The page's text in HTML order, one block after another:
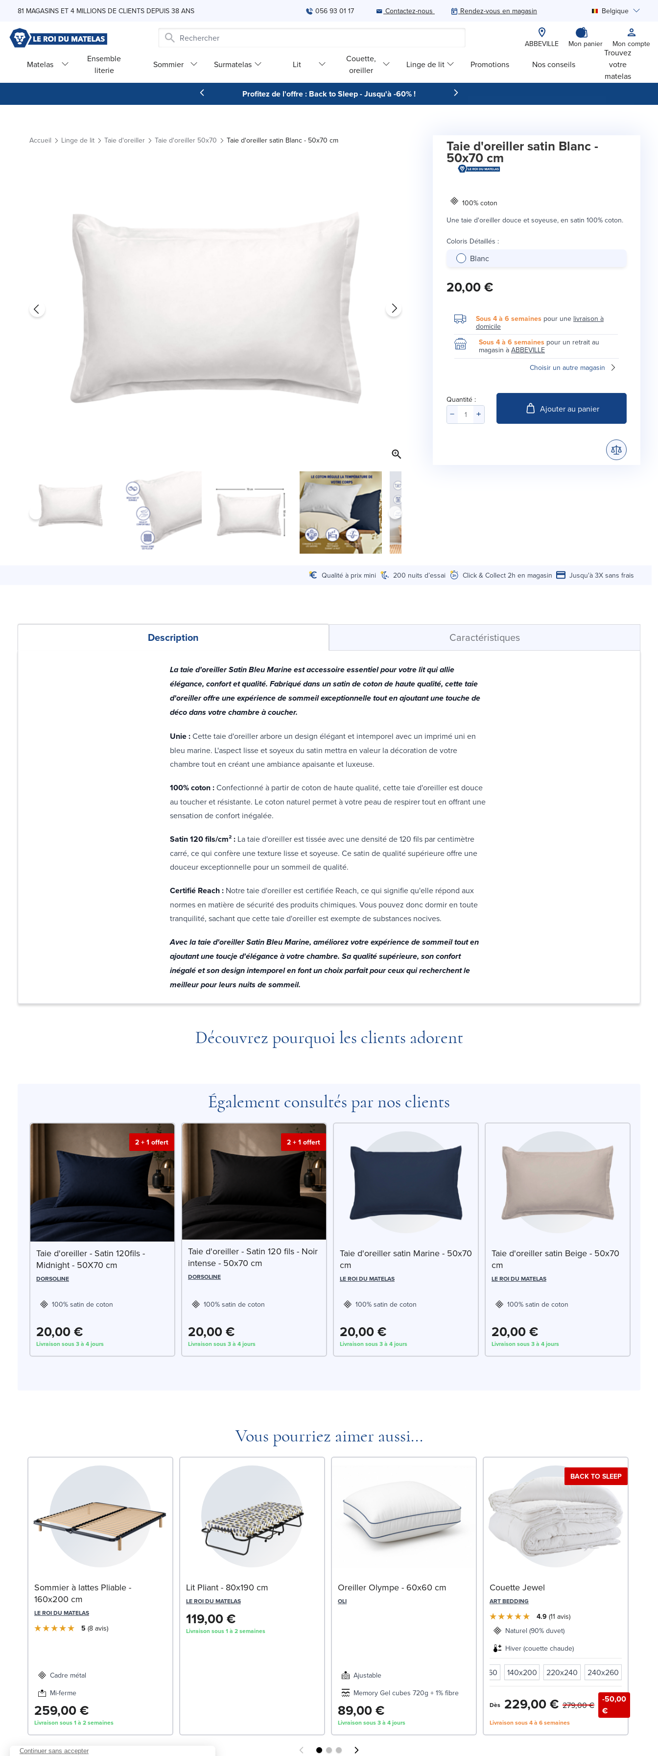
81 MAGASINS ET 4 MILLIONS DE CLIENTS DEPUIS 38 ANS 056 93 01 17 Contactez-nous Rendez-vous en magasin Belgique
ABBEVILLE Mon panier Mon compte
Matelas
Ensemble
literie
Sommier Surmatelas Lit
Couette,
oreiller
Linge de lit Promotions Nos conseils
Trouvez
votre
matelas
Profitez de l'offre : Back to Sleep - Jusqu'à -60% !
Accueil Linge de lit Taie d'oreiller Taie d'oreiller 50x70 Taie d'oreiller satin Blanc - 50x70 cm Taie d'oreiller satin Blanc -
50x70 cm
100% coton
Une taie d'oreiller douce et soyeuse, en satin 100% coton.
Coloris Détaillés :
Blanc
20,00 €
Sous 4 à 6 semaines pour une livraison à
domicile
Sous 4 à 6 semaines pour un retrait au
magasin à ABBEVILLE
Choisir un autre magasin
Quantité :
Ajouter au panier
Qualité à prix mini 200 nuits d’essai Click & Collect 2h en magasin Jusqu'à 3X sans frais
Description Caractéristiques
La taie d'oreiller Satin Bleu Marine est accessoire essentiel pour votre lit qui allie
élégance, confort et qualité. Fabriqué dans un satin de coton de haute qualité, cette taie
d'oreiller offre une expérience de sommeil exceptionnelle tout en ajoutant une touche de
déco dans votre chambre à coucher.
Unie :Cette taie d'oreiller arbore un design élégant et intemporel avec un imprimé uni en
bleu marine. L'aspect lisse et soyeux du satin mettra en valeur la décoration de votre
chambre tout en créant une ambiance apaisante et luxeuse.
100% coton :Confectionné à partir de coton de haute qualité, cette taie d'oreiller est douce
au toucher et résistante. Le coton naturel permet à votre peau de respirer tout en offrant une
sensation de confort inégalée.
Satin 120 fils/cm² : La taie d'oreiller est tissée avec une densité de 120 fils par centimètre
carré, ce qui confère une texture lisse et soyeuse. Ce satin de qualité supérieure offre une
douceur exceptionnelle pour un sommeil de qualité.
Certifié Reach : Notre taie d'oreiller est certifiée Reach, ce qui signifie qu'elle répond aux
normes en matière de sécurité des produits chimiques. Vous pouvez donc dormir en toute
tranquilité, sachant que cette taie d'oreiller est exempte de substances nocives.
Avec la taie d'oreiller Satin Bleu Marine, améliorez votre expérience de sommeil tout en
ajoutant une toucje d'élégance à votre chambre. Sa qualité supérieure, son confort
inégalé et son design intemporel en font un choix parfait pour ceux qui recherchent le
meilleur pour leurs nuits de sommeil.
Découvrez pourquoi les clients adorent
Également consultés par nos clients
2 + 1 offert
Taie d'oreiller - Satin 120fils -
Midnight - 50X70 cm
DORSOLINE
100% satin de coton
20,00 €
Livraison sous 3 à 4 jours
2 + 1 offert
Taie d'oreiller - Satin 120 fils - Noir
intense - 50x70 cm
DORSOLINE
100% satin de coton
20,00 €
Livraison sous 3 à 4 jours
Taie d'oreiller satin Marine - 50x70
cm
LE ROI DU MATELAS
100% satin de coton
20,00 €
Livraison sous 3 à 4 jours
Taie d'oreiller satin Beige - 50x70
cm
LE ROI DU MATELAS
100% satin de coton
20,00 €
Livraison sous 3 à 4 jours
Vous pourriez aimer aussi...
Sommier à lattes Pliable -
160x200 cm
LE ROI DU MATELAS
5 8 avis
Cadre métal
Mi-ferme
259,00 €
Livraison sous 1 à 2 semaines
Lit Pliant - 80x190 cm
LE ROI DU MATELAS
119,00 €
Livraison sous 1 à 2 semaines
Oreiller Olympe - 60x60 cm
OLI
Ajustable
Memory Gel cubes 720g + 1% fibre
89,00 €
Livraison sous 3 à 4 jours
BACK TO SLEEP
Couette Jewel
ART BEDDING
4.9 11 avis
Naturel (90% duvet)
Hiver (couette chaude)
240x260 140x200 220x240 240x260
Dès 229,00 €
-50,00
€
279,00 €
Livraison sous 4 à 6 semaines